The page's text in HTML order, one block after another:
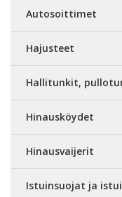
Autosoittimet
Hajusteet
Hallitunkit,
Hinausköydet
Hinausvaijerit
Istuinsuojat ja